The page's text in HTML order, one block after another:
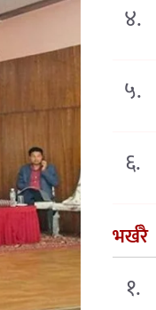
४.
५.
६.
भर्खरै
१.